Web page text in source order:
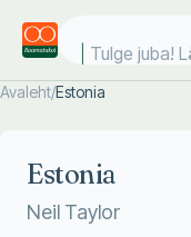
Tulge juba!
Avaleht/Estonia
Estonia
Neil Taylor